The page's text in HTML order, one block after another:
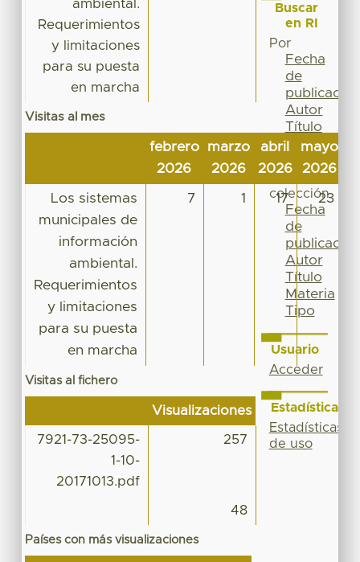
ambiental.
Requerimientos
y limitaciones
para su puesta
en marcha
Visitas al mes
febrero
2026
marzo
2026
abril
2026
mayo
2026
Los sistemas
municipales de
información
ambiental.
Requerimientos
y limitaciones
para su puesta
en marcha
7 1 17 23
Visitas al fichero
Visualizaciones
7921-73-25095-
1-10-
20171013.pdf
257
48
Países con más visualizaciones
Buscar
en RI
Por
Fecha
de
publicación
Autor
Título
Materia
Tipo
colección
Fecha
de
publicación
Autor
Título
Materia
Tipo
Usuario
Acceder
Estadísticas
Estadísticas
de uso